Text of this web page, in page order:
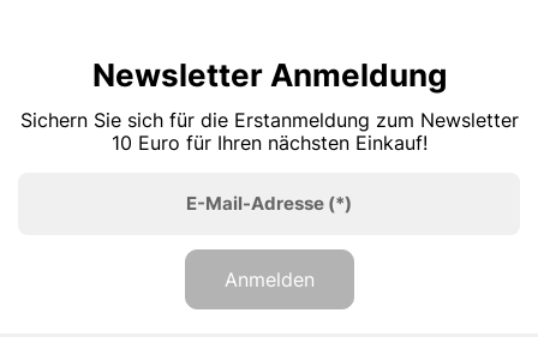
Newsletter Anmeldung
Sichern Sie sich für die Erstanmeldung zum Newsletter
10 Euro für Ihren nächsten Einkauf!
E-Mail-Adresse (*)
Anmelden